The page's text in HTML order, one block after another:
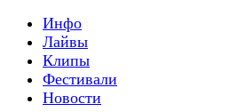
Инфо
Лайвы
Клипы
Фестивали
Новости